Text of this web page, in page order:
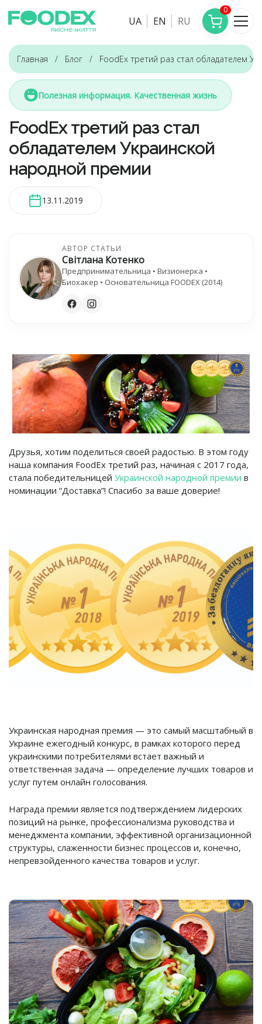
UA EN RU
0
Главная Блог FoodEx третий раз стал обладателем
Полезная информация. Качественная жизнь
FoodEx третий раз стал
обладателем Украинской
народной премии
13.11.2019
АВТОР СТАТЬИ
Світлана Котенко
Предпринимательница • Визионерка •
Биохакер • Основательница FOODEX (2014)
Друзья, хотим поделиться своей радостью. В этом году
наша компания FoodEx третий раз, начиная с 2017 года,
стала победительницей Украинской народной премии в
номинации “Доставка”! Спасибо за ваше доверие!
Украинская народная премия — это самый масштабный в
Украине ежегодный конкурс, в рамках которого перед
украинскими потребителями встает важный и
ответственная задача — определение лучших товаров и
услуг путем онлайн голосования.
Награда премии является подтверждением лидерских
позиций на рынке, профессионализма руководства и
менеджмента компании, эффективной организационной
структуры, слаженности бизнес процессов и, конечно,
непревзойденного качества товаров и услуг.